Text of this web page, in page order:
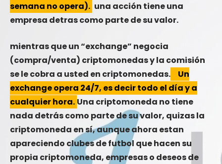
semana no opera). una acción tiene una
empresa detras como parte de su valor.
mientras que un “exchange” negocia
(compra/venta) criptomonedas y la comisión
se le cobra a usted en criptomonedas.
Un
exchange opera 24/7, es decir todo el día y a
cualquier hora. Una criptomoneda no tiene
nada detrás como parte de su valor, quizas la
criptomoneda en sí, aunque ahora estan
apareciendo clubes de futbol que hacen su
propia criptomoneda, empresas o deseos de